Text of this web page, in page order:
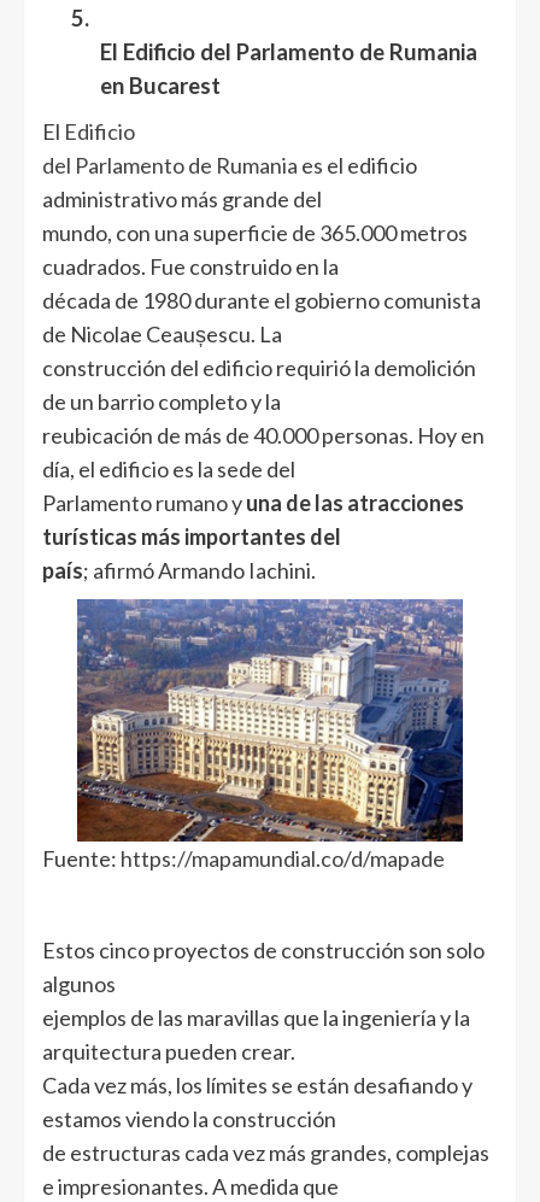
5.
El Edificio del Parlamento de Rumania
en Bucarest
El Edificio
del Parlamento de Rumania es el edificio
administrativo más grande del
mundo, con una superficie de 365.000 metros
cuadrados. Fue construido en la
década de 1980 durante el gobierno comunista
de Nicolae Ceaușescu. La
construcción del edificio requirió la demolición
de un barrio completo y la
reubicación de más de 40.000 personas. Hoy en
día, el edificio es la sede del
Parlamento rumano yuna de las atracciones
turísticas más importantes del
país; afirmó Armando Iachini.
Fuente: https://mapamundial.co/d/mapade
Estos cinco proyectos de construcción son solo
algunos
ejemplos de las maravillas que la ingeniería y la
arquitectura pueden crear.
Cada vez más, los límites se están desafiando y
estamos viendo la construcción
de estructuras cada vez más grandes, complejas
e impresionantes. A medida que